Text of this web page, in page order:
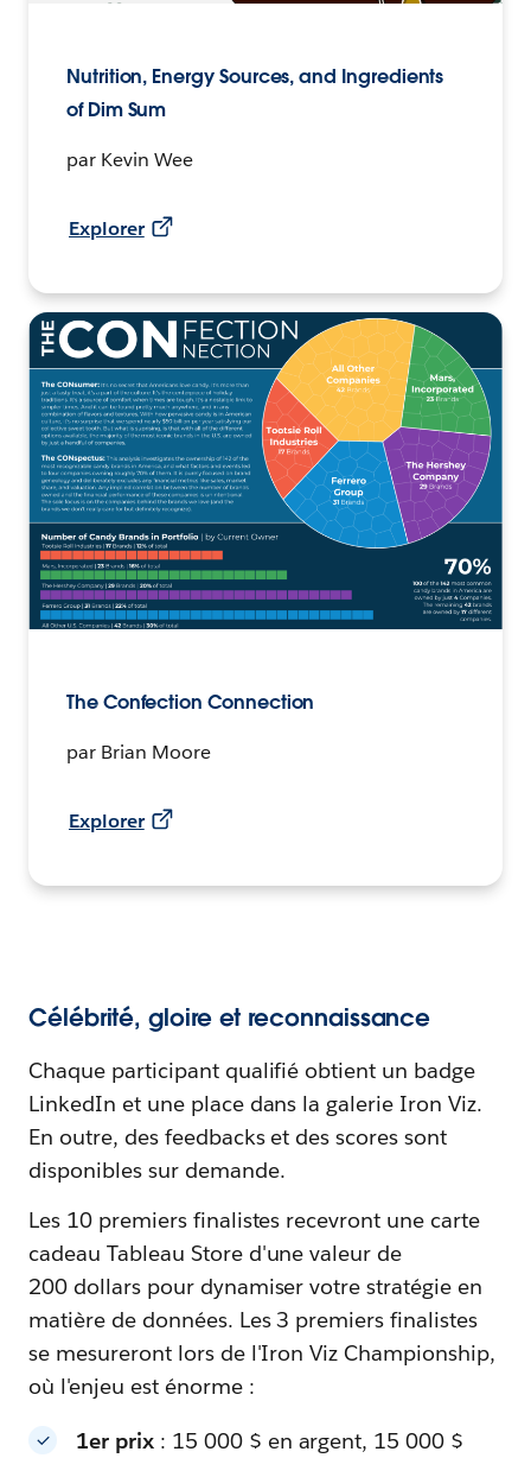
Nutrition, Energy Sources, and Ingredients
of Dim Sum
par Kevin Wee
Explorer
The Confection Connection
par Brian Moore
Explorer
Célébrité, gloire et reconnaissance
Chaque participant qualifié obtient un badge
LinkedIn et une place dans la galerie Iron Viz.
En outre, des feedbacks et des scores sont
disponibles sur demande.
Les 10 premiers finalistes recevront une carte
cadeau Tableau Store d'une valeur de
200 dollars pour dynamiser votre stratégie en
matière de données. Les 3 premiers finalistes
se mesureront lors de l'Iron Viz Championship,
où l'enjeu est énorme :
1er prix: 15 000 $ en argent, 15 000 $